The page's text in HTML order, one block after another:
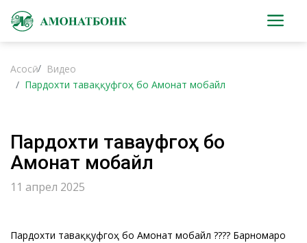
Асосӣ
Видео
Пардохти таваққуфгоҳ бо Амонат мобайл
Пардохти таваққуфгоҳ бо
Амонат мобайл
11 апрел 2025
Пардохти таваққуфгоҳ бо Амонат мобайл ???? Барномаро